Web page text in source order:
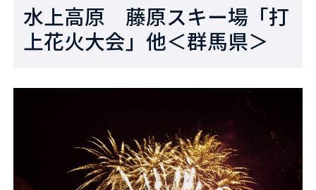
水上高原 藤原スキー場「打
上花火大会」他＜群馬県＞